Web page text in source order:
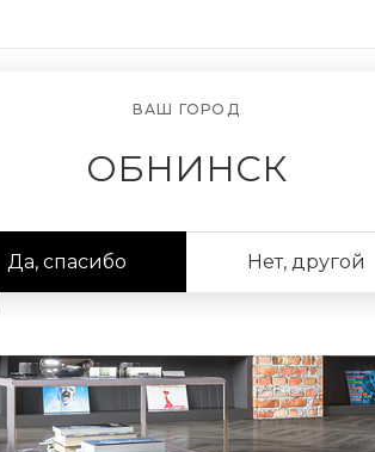
ВАШ ГОРОД
ОБНИНСК
Да, спасибо Нет, другой
Сотрудничество Информация